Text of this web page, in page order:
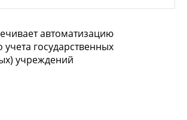
автоматизацию
учета государственных
учреждений